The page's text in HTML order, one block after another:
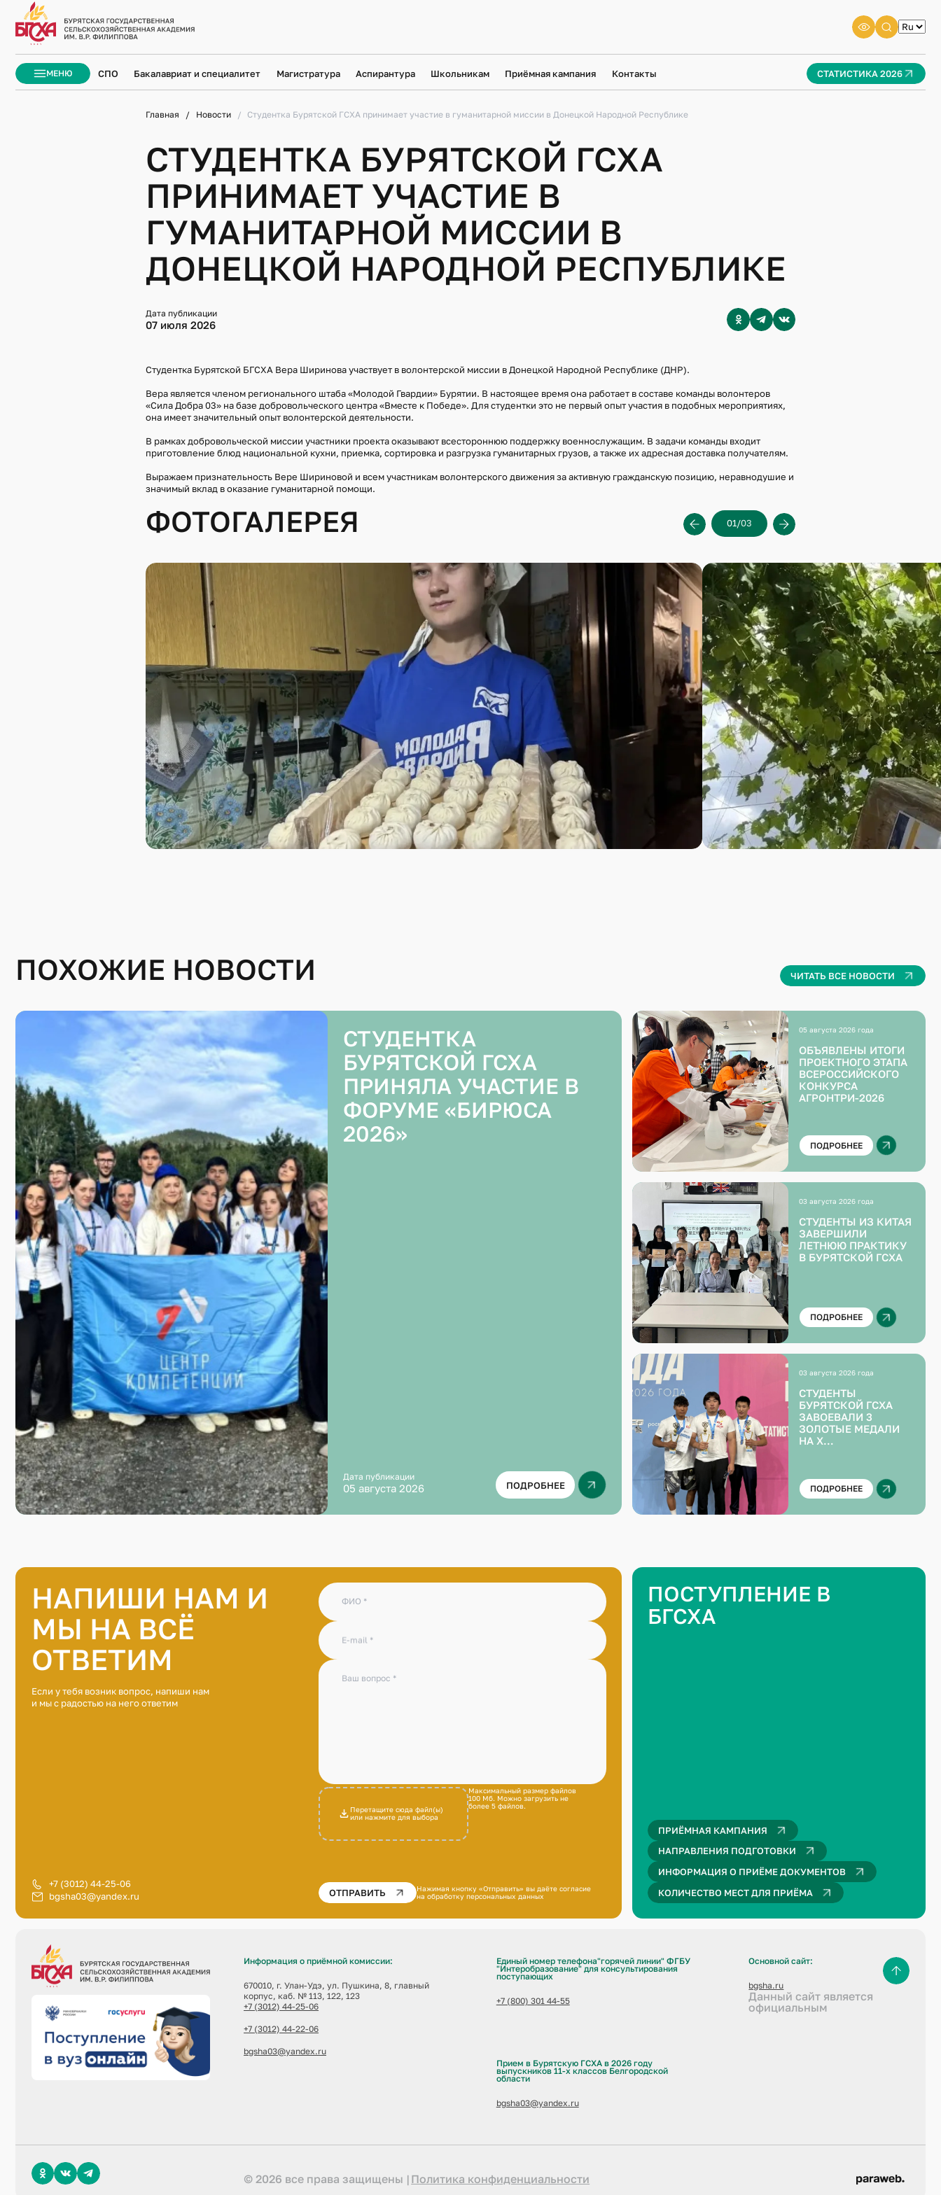
МЕНЮ
ЗАКРЫТЬ
СПО Бакалавриат и специалитет Магистратура Аспирантура Школьникам Приёмная кампания Контакты СТАТИСТИКА 2026
Главная Новости Студентка Бурятской ГСХА принимает участие в гуманитарной миссии в Донецкой Народной Республике
СТУДЕНТКА БУРЯТСКОЙ ГСХА
ПРИНИМАЕТ УЧАСТИЕ В
ГУМАНИТАРНОЙ МИССИИ В
ДОНЕЦКОЙ НАРОДНОЙ РЕСПУБЛИКЕ
Дата публикации
07 июля 2026
Студентка Бурятской БГСХА Вера Ширинова участвует в волонтерской миссии в Донецкой Народной Республике (ДНР).
Вера является членом регионального штаба «Молодой Гвардии» Бурятии. В настоящее время она работает в составе команды волонтеров
«Сила Добра 03» на базе добровольческого центра «Вместе к Победе». Для студентки это не первый опыт участия в подобных мероприятиях,
она имеет значительный опыт волонтерской деятельности.
В рамках добровольческой миссии участники проекта оказывают всестороннюю поддержку военнослужащим. В задачи команды входит
приготовление блюд национальной кухни, приемка, сортировка и разгрузка гуманитарных грузов, а также их адресная доставка получателям.
Выражаем признательность Вере Шириновой и всем участникам волонтерского движения за активную гражданскую позицию, неравнодушие и
значимый вклад в оказание гуманитарной помощи.
ФОТОГАЛЕРЕЯ 01 03
ПОХОЖИЕ НОВОСТИ ЧИТАТЬ ВСЕ НОВОСТИ
СТУДЕНТКА
БУРЯТСКОЙ ГСХА
ПРИНЯЛА УЧАСТИЕ В
ФОРУМЕ «БИРЮСА
2026»
Дата публикации
05 августа 2026 ПОДРОБНЕЕ
05 августа 2026 года
ОБЪЯВЛЕНЫ ИТОГИ
ПРОЕКТНОГО ЭТАПА
ВСЕРОССИЙСКОГО
КОНКУРСА
АГРОНТРИ-2026
ПОДРОБНЕЕ
03 августа 2026 года
СТУДЕНТЫ ИЗ КИТАЯ
ЗАВЕРШИЛИ
ЛЕТНЮЮ ПРАКТИКУ
В БУРЯТСКОЙ ГСХА
ПОДРОБНЕЕ
03 августа 2026 года
СТУДЕНТЫ
БУРЯТСКОЙ ГСХА
ЗАВОЕВАЛИ 3
ЗОЛОТЫЕ МЕДАЛИ
НА X
УНИВЕРСИАДЕ
ПОДРОБНЕЕ
НАПИШИ НАМ И
МЫ НА ВСЁ
ОТВЕТИМ
Если у тебя возник вопрос, напиши нам
и мы с радостью на него ответим
+7 (3012) 44-25-06
bgsha03@yandex.ru
ФИО
E-mail
Ваш вопрос
Перетащите сюда файл(ы)
или нажмите для выбора
Максимальный размер файлов
100 Мб. Можно загрузить не
более 5 файлов.
ОТПРАВИТЬ Нажимая кнопку «Отправить» вы даёте согласие
на обработку персональных данных
ПОСТУПЛЕНИЕ В
БГСХА
ПРИЁМНАЯ КАМПАНИЯ
НАПРАВЛЕНИЯ ПОДГОТОВКИ
ИНФОРМАЦИЯ О ПРИЁМЕ ДОКУМЕНТОВ
КОЛИЧЕСТВО МЕСТ ДЛЯ ПРИЁМА
Информация о приёмной комиссии:
670010, г. Улан-Удэ, ул. Пушкина, 8, главный
корпус, каб. № 113, 122, 123
+7 (3012) 44-25-06
+7 (3012) 44-22-06
bgsha03@yandex.ru
Единый номер телефона"горячей линии" ФГБУ
"Интеробразование" для консультирования
поступающих
+7 (800) 301 44-55
Прием в Бурятскую ГСХА в 2026 году
выпускников 11-х классов Белгородской
области
bgsha03@yandex.ru
Основной сайт:
bgsha.ru
Данный сайт является
официальным
© 2026 все права защищены Политика конфиденциальности